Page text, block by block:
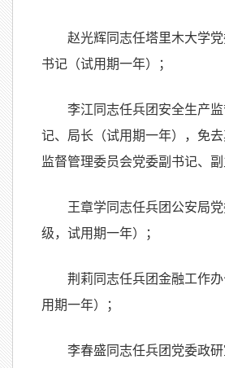
赵光辉同志任塔里木大学党
书记（试用期一年）；
李江同志任兵团安全生产
记、局长（试用期一年），免
监督管理委员会党委副书记、副
王章学同志任兵团公安局
级，试用期一年）；
荆莉同志任兵团金融工作
用期一年）；
李春盛同志任兵团党委政